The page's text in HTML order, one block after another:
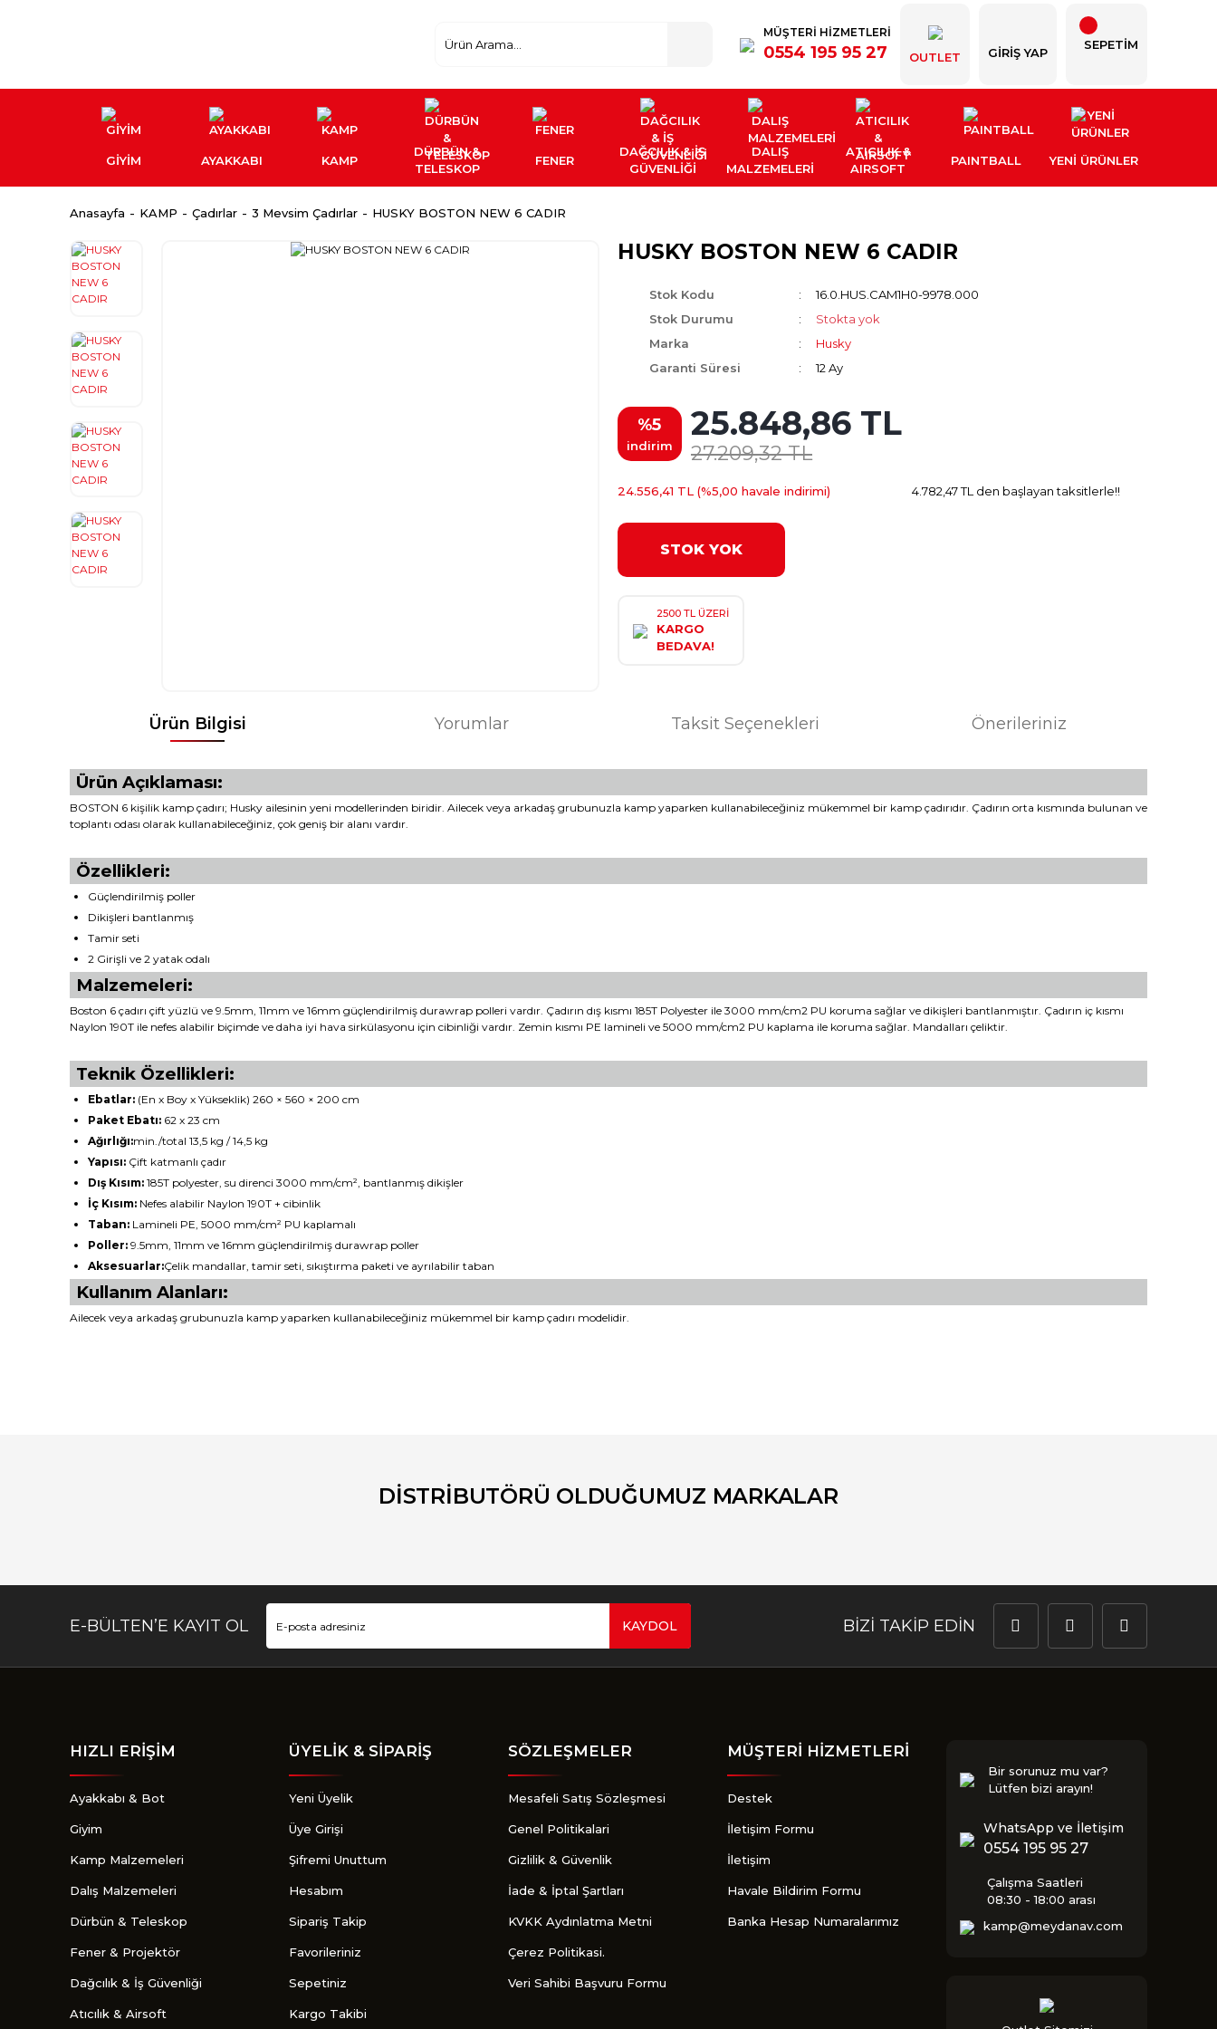
MÜŞTERİ HİZMETLERİ
0554 195 95 27 OUTLET GIRIŞ YAP
SEPETİM
GİYİM AYAKKABI KAMP
DÜRBÜN &
TELESKOP
FENER
DAĞCILIK & İŞ
GÜVENLİĞİ
DALIŞ
MALZEMELERİ
ATICILIK &
AIRSOFT
PAINTBALL YENI ÜRÜNLER
Anasayfa KAMP Çadırlar 3 Mevsim Çadırlar HUSKY BOSTON NEW 6 CADIR
HUSKY BOSTON NEW 6 CADIR
Stok Kodu
16.0.HUS.CAM1H0-9978.000
Stok Durumu
Stokta yok
Marka
Husky
Garanti Süresi
12 Ay
%5
indirim
25.848,86 TL
27.209,32 TL
24.556,41 TL (%5,00 havale indirimi) 4.782,47 TL den başlayan taksitlerle!!
STOK YOK
2500 TL ÜZERİ
KARGO
BEDAVA!
Ürün Bilgisi Yorumlar Taksit Seçenekleri Önerileriniz
Ürün Açıklaması:
BOSTON 6 kişilik kamp çadırı; Husky ailesinin yeni modellerinden biridir. Ailecek veya arkadaş grubunuzla kamp yaparken kullanabileceğiniz mükemmel bir kamp çadırıdır. Çadırın orta kısmında bulunan ve
toplantı odası olarak kullanabileceğiniz, çok geniş bir alanı vardır.
Özellikleri:
Güçlendirilmiş poller
Dikişleri bantlanmış
Tamir seti
2 Girişli ve 2 yatak odalı
Malzemeleri:
Boston 6 çadırı çift yüzlü ve 9.5mm, 11mm ve 16mm güçlendirilmiş durawrap polleri vardır. Çadırın dış kısmı 185T Polyester ile 3000 mm/cm2 PU koruma sağlar ve dikişleri bantlanmıştır. Çadırın iç kısmı
Naylon 190T ile nefes alabilir biçimde ve daha iyi hava sirkülasyonu için cibinliği vardır. Zemin kısmı PE lamineli ve 5000 mm/cm2 PU kaplama ile koruma sağlar. Mandalları çeliktir.
Teknik Özellikleri:
Ebatlar: (En x Boy x Yükseklik) 260 × 560 × 200 cm
Paket Ebatı: 62 x 23 cm
Ağırlığı:min./total 13,5 kg / 14,5 kg
Yapısı: Çift katmanlı çadır
Dış Kısım: 185T polyester, su direnci 3000 mm/cm², bantlanmış dikişler
İç Kısım: Nefes alabilir Naylon 190T + cibinlik
Taban: Lamineli PE, 5000 mm/cm² PU kaplamalı
Poller: 9.5mm, 11mm ve 16mm güçlendirilmiş durawrap poller
Aksesuarlar:Çelik mandallar, tamir seti, sıkıştırma paketi ve ayrılabilir taban
Kullanım Alanları:
Ailecek veya arkadaş grubunuzla kamp yaparken kullanabileceğiniz mükemmel bir kamp çadırı modelidir.
Yorum Yaz
DİSTRİBUTÖRÜ OLDUĞUMUZ MARKALAR
E-BÜLTEN’E KAYIT OL KAYDOL BİZİ TAKİP EDİN
HIZLI ERİŞİM
Ayakkabı & Bot
Giyim
Kamp Malzemeleri
Dalış Malzemeleri
Dürbün & Teleskop
Fener & Projektör
Dağcılık & İş Güvenliği
Atıcılık & Airsoft
ÜYELİK & SİPARİŞ
Yeni Üyelik
Üye Girişi
Şifremi Unuttum
Hesabım
Sipariş Takip
Favorileriniz
Sepetiniz
Kargo Takibi
SÖZLEŞMELER
Mesafeli Satış Sözleşmesi
Genel Politikalari
Gizlilik & Güvenlik
İade & İptal Şartları
KVKK Aydınlatma Metni
Çerez Politikasi.
Veri Sahibi Başvuru Formu
MÜŞTERİ HİZMETLERİ
Destek
İletişim Formu
İletişim
Havale Bildirim Formu
Banka Hesap Numaralarımız
Bir sorunuz mu var?
Lütfen bizi arayın!
WhatsApp ve İletişim
0554 195 95 27
Çalışma Saatleri
08:30 - 18:00 arası
kamp@meydanav.com